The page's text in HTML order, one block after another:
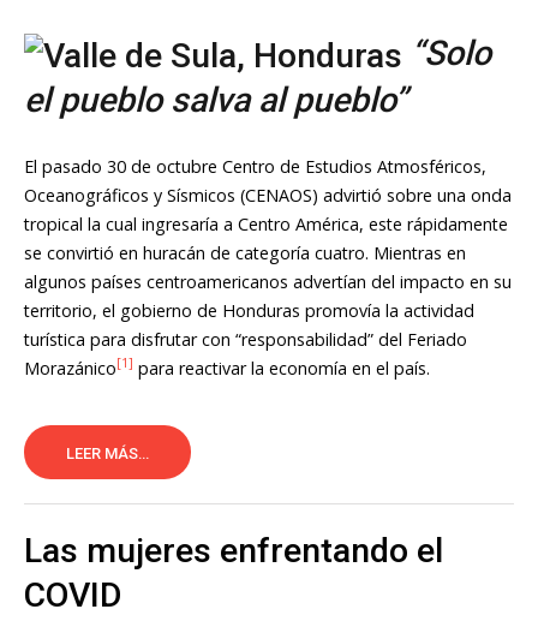
“Solo
el pueblo salva al pueblo”
El pasado 30 de octubre Centro de Estudios Atmosféricos,
Oceanográficos y Sísmicos (CENAOS) advirtió sobre una onda
tropical la cual ingresaría a Centro América, este rápidamente
se convirtió en huracán de categoría cuatro. Mientras en
algunos países centroamericanos advertían del impacto en su
territorio, el gobierno de Honduras promovía la actividad
turística para disfrutar con “responsabilidad” del Feriado
Morazánico[1] para reactivar la economía en el país.
LEER MÁS...
Las mujeres enfrentando el
COVID